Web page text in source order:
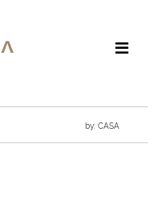
by: CASA